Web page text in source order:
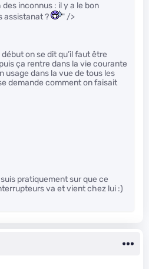
inconnus : il y a le bon
assistanat ?
" />
on se dit qu’il faut être
ça rentre dans la vie courante
usage dans la vue de tous les
demande comment on faisait
pratiquement sur que ce
va et vient chez lui :)